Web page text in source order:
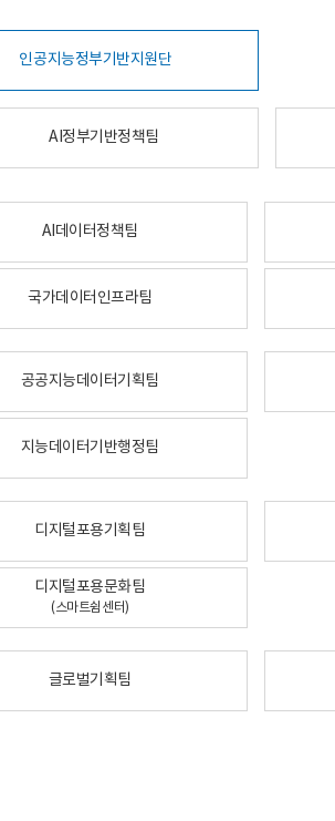
인공지능정부기반지원단
AI정부기반정책팀
AI데이터정책팀
국가데이터인프라팀
공공지능데이터기획팀
지능데이터기반행정팀
디지털포용기획팀
디지털포용문화팀
(스마트쉼센터)
글로벌기획팀